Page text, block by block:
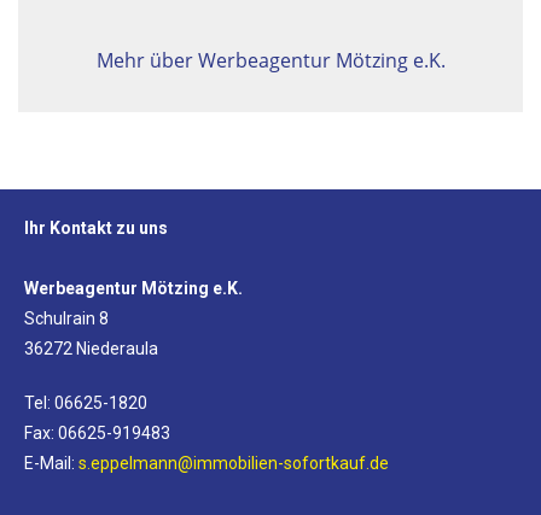
Mehr über Werbeagentur Mötzing e.K.
Ihr Kontakt zu uns
Werbeagentur Mötzing e.K.
Schulrain 8
36272 Niederaula
Tel: 06625-1820
Fax: 06625-919483
E-Mail: s.eppelmann@immobilien-sofortkauf.de